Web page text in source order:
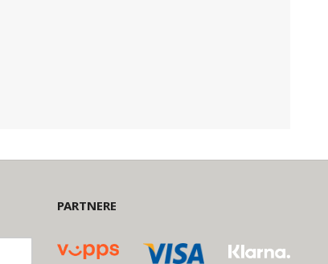
PARTNERE